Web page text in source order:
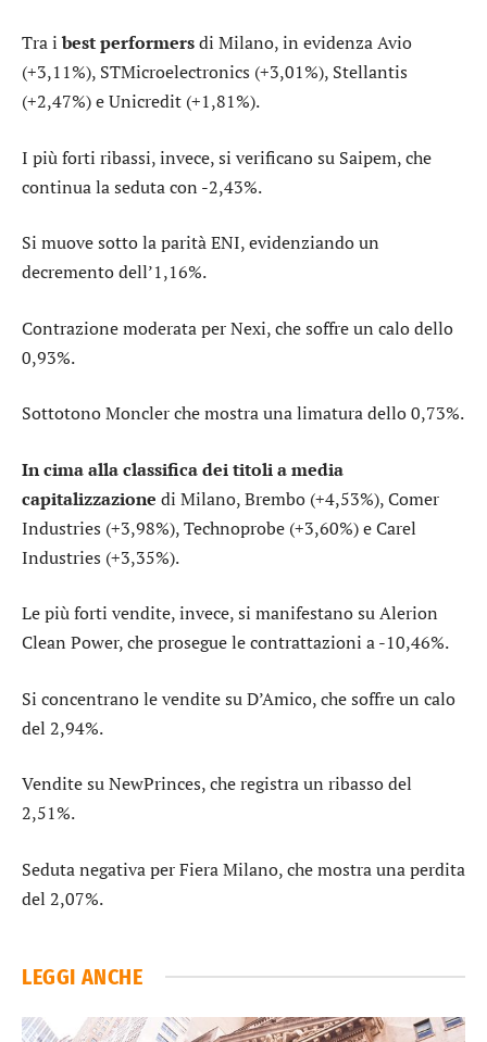
Tra ibest performersdi Milano, in evidenzaAvio
(+3,11%), STMicroelectronics (+3,01%), Stellantis
(+2,47%) eUnicredit (+1,81%).
I più forti ribassi, invece, si verificano su Saipem, che
continua la seduta con -2,43%.
Si muove sotto la paritàENI, evidenziando un
decremento dell’1,16%.
Contrazione moderata perNexi, che soffre un calo dello
0,93%.
SottotonoMonclerche mostra una limatura dello 0,73%.
In cima alla classifica dei titoli a media
capitalizzazione di Milano,Brembo (+4,53%),Comer
Industries (+3,98%),Technoprobe (+3,60%) eCarel
Industries (+3,35%).
Le più forti vendite, invece, si manifestano suAlerion
Clean Power, che prosegue le contrattazioni a -10,46%.
Si concentrano le vendite suD’Amico, che soffre un calo
del 2,94%.
Vendite suNewPrinces, che registra un ribasso del
2,51%.
Seduta negativa perFiera Milano, che mostra una perdita
del 2,07%.
LEGGI ANCHE